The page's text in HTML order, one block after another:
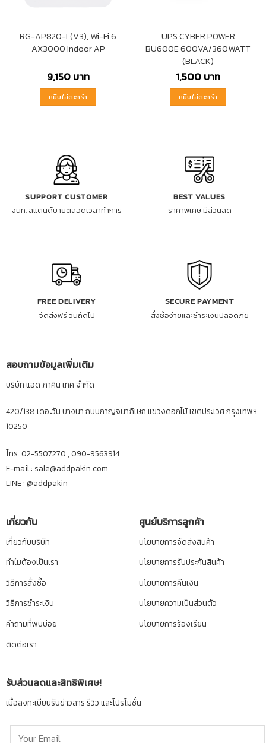
RG-AP820-L(V3), Wi-Fi 6
AX3000 Indoor AP
9,150บาท
หยิบใส่ตะกร้า
UPS CYBER POWER
BU600E 600VA/360WATT
(BLACK)
1,500บาท
หยิบใส่ตะกร้า
SUPPORT CUSTOMER
จนท. สแตนด์บายตลอดเวลาทำการ
BEST VALUES
ราคาพิเศษ มีส่วนลด
FREE DELIVERY
จัดส่งฟรี วันถัดไป
SECURE PAYMENT
สั่งซื้อง่ายและชำระเงินปลอดภัย
สอบถามข้อมูลเพิ่มเติม
บริษัท แอด ภาคิน เทค จำกัด
420/138 เดอะวัน บางนา ถนนกาญจนาภิเษก แขวงดอกไม้ เขตประเวศ กรุงเทพฯ
10250
โทร. 02-5507270 , 090-9563914
E-mail : sale@addpakin.com
LINE : @addpakin
เกี่ยวกับ
เกี่ยวกับบริษัท
ทำไมต้องเป็นเรา
วิธีการสั่งซื้อ
วิธีการชำระเงิน
คำถามที่พบบ่อย
ติดต่อเรา
ศูนย์บริการลูกค้า
นโยบายการจัดส่งสินค้า
นโยบายการรับประกันสินค้า
นโยบายการคืนเงิน
นโยบายความเป็นส่วนตัว
นโยบายการร้องเรียน
รับส่วนลดและสิทธิพิเศษ!
เมื่อลงทะเบียนรับข่าวสาร รีวิว และโปรโมชั่น